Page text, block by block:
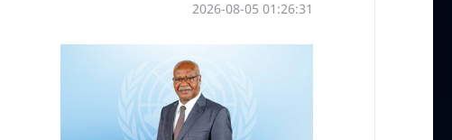
01:26:31 2026-08-05